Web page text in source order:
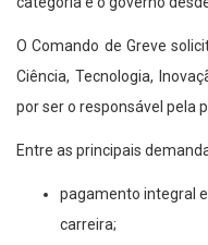
O Comando de Greve
Ciência, Tecnologia,
por ser o responsável pela
Entre as principais
pagamento integral
carreira;